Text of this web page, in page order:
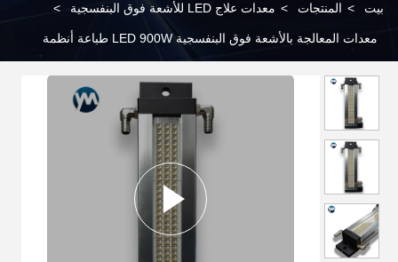
بيت > المنتجات > معدات علاج LED للأشعة فوق البنفسجية >
معدات المعالجة بالأشعة فوق البنفسجية LED 900W طباعة أنظمة